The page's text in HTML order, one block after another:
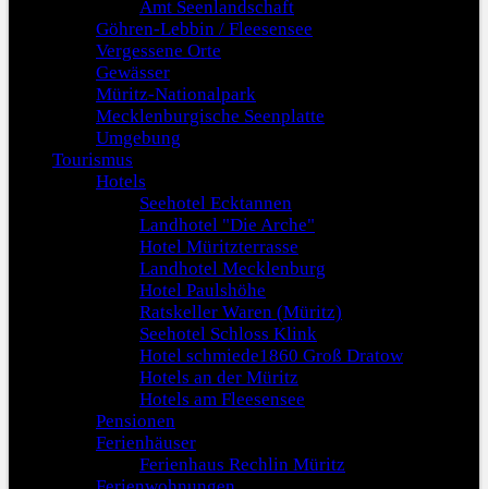
Amt Seenlandschaft
Göhren-Lebbin / Fleesensee
Vergessene Orte
Gewässer
Müritz-Nationalpark
Mecklenburgische Seenplatte
Umgebung
Tourismus
Hotels
Seehotel Ecktannen
Landhotel "Die Arche"
Hotel Müritzterrasse
Landhotel Mecklenburg
Hotel Paulshöhe
Ratskeller Waren (Müritz)
Seehotel Schloss Klink
Hotel schmiede1860 Groß Dratow
Hotels an der Müritz
Hotels am Fleesensee
Pensionen
Ferienhäuser
Ferienhaus Rechlin Müritz